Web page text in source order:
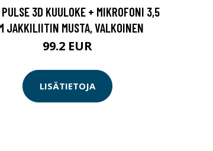
3D KUULOKE + MIKROFONI 3,5
JAKKILIITIN MUSTA, VALKOINEN
99.2 EUR
LISÄTIETOJA